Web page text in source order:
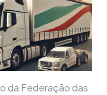
da Federação das